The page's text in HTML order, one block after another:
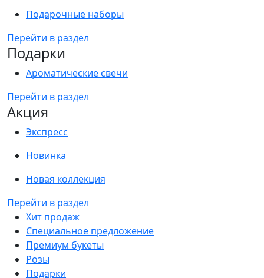
Подарочные наборы
Перейти в раздел
Подарки
Ароматические свечи
Перейти в раздел
Акция
Экспресс
Новинка
Новая коллекция
Перейти в раздел
Хит продаж
Специальное предложение
Премиум букеты
Розы
Подарки